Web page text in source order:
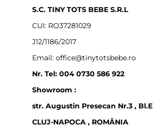
S.C. TINY TOTS BEBE S.R.L
CUI: RO37281029
J12/1186/2017
Email: office@tinytotsbebe.ro
Nr. Tel: 004 0730 586 922
Showroom :
str. Augustin Presecan Nr.3 , Bl.E
CLUJ-NAPOCA , ROMÂNIA